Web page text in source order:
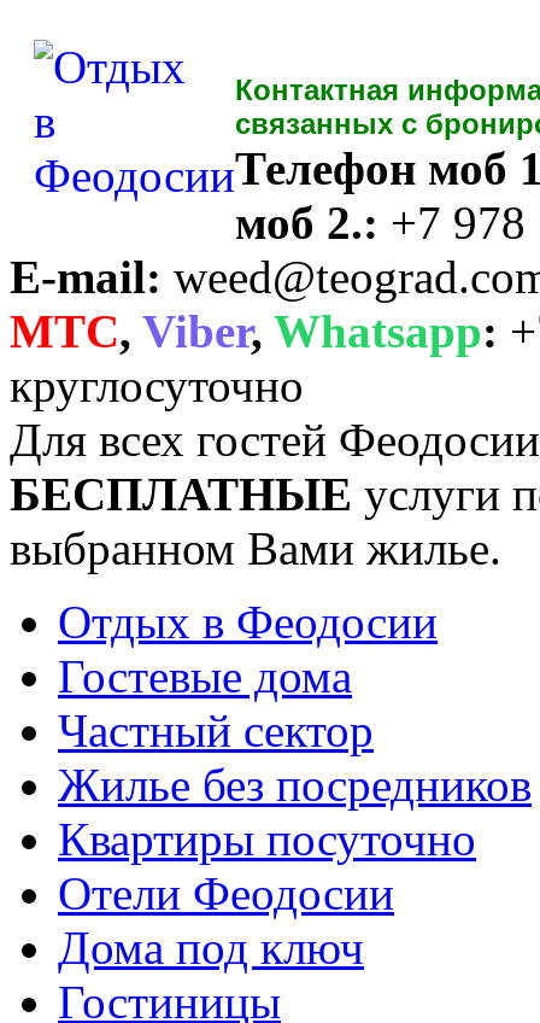
Контактная
связанных с
Телефон моб
моб 2.: +7 978
E-mail:
MTC, Viber, Whatsapp:
круглосуточно
Для всех гостей
БЕСПЛАТНЫЕ услуги
выбранном Вами жилье.
Отдых в Феодосии
Гостевые дома
Частный сектор
Жилье без посредников
Квартиры посуточно
Отели Феодосии
Дома под ключ
Гостиницы